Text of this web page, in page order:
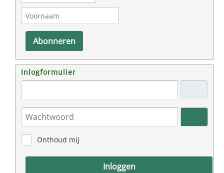
Abonneren
Inlogformulier
Wachtwoord
Toon
Onthoud mij
Inloggen